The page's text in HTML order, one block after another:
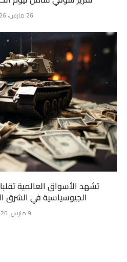
26 مارس، 2026
تشهد الأسواق العالمية
الجيوسياسية في الشرق
9 مارس، 2026